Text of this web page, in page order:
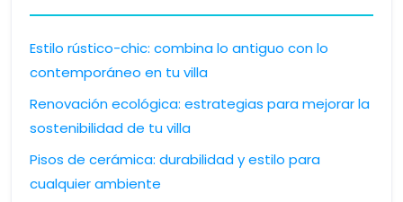
Estilo rústico-chic: combina lo antiguo con lo
contemporáneo en tu villa
Renovación ecológica: estrategias para mejorar la
sostenibilidad de tu villa
Pisos de cerámica: durabilidad y estilo para
cualquier ambiente